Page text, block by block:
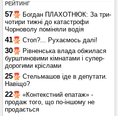
РЕЙТИНГ
57
Богдан ПЛАХОТНЮК: За три-
чотири тижні до катастрофи
Чорноволу поміняли водія
41 Стоп?... Рухаємось далі!
30
Рівненська влада обжилася
бурштиновими кімнатами і супер-
дорогими кріслами
25
Стельмашов іде в депутати.
Навіщо?
22
«Контекстний епатаж» -
продаж того, що по-іншому не
продається